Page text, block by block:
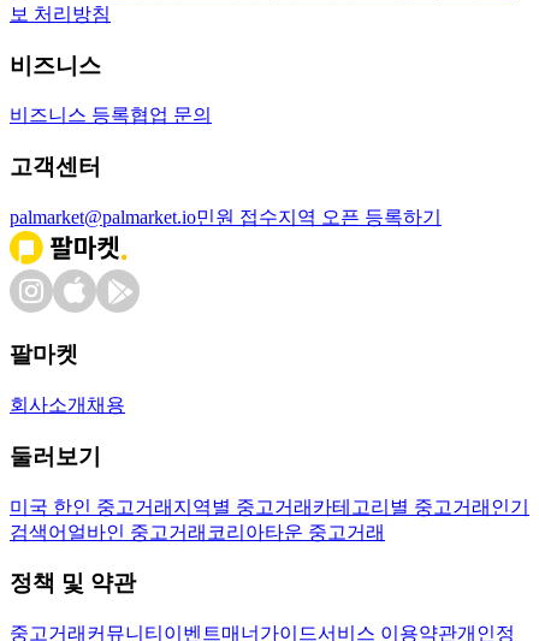
보 처리방침
비즈니스
비즈니스 등록협업 문의
고객센터
palmarket@palmarket.io민원 접수지역 오픈 등록하기
팔마켓
회사소개 채용
둘러보기
미국 한인 중고거래 지역별 중고거래 카테고리별 중고거래 인기
검색어 얼바인 중고거래 코리아타운 중고거래
정책 및 약관
중고거래 커뮤니티 이벤트매너가이드서비스 이용약관개인정